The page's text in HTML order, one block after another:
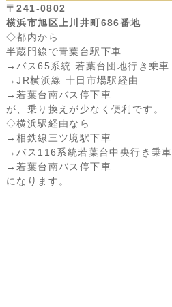
〒241-0802
横浜市旭区上川井町686番地
◇都内から
半蔵門線で青葉台駅下車
→バス65系統 若葉台団地行き乗車
→JR横浜線 十日市場駅経由
→若葉台南バス停下車
が、乗り換えが少なく便利です。
◇横浜駅経由なら
→相鉄線三ツ境駅下車
→バス116系統若葉台中央行き乗車
→若葉台南バス停下車
になります。